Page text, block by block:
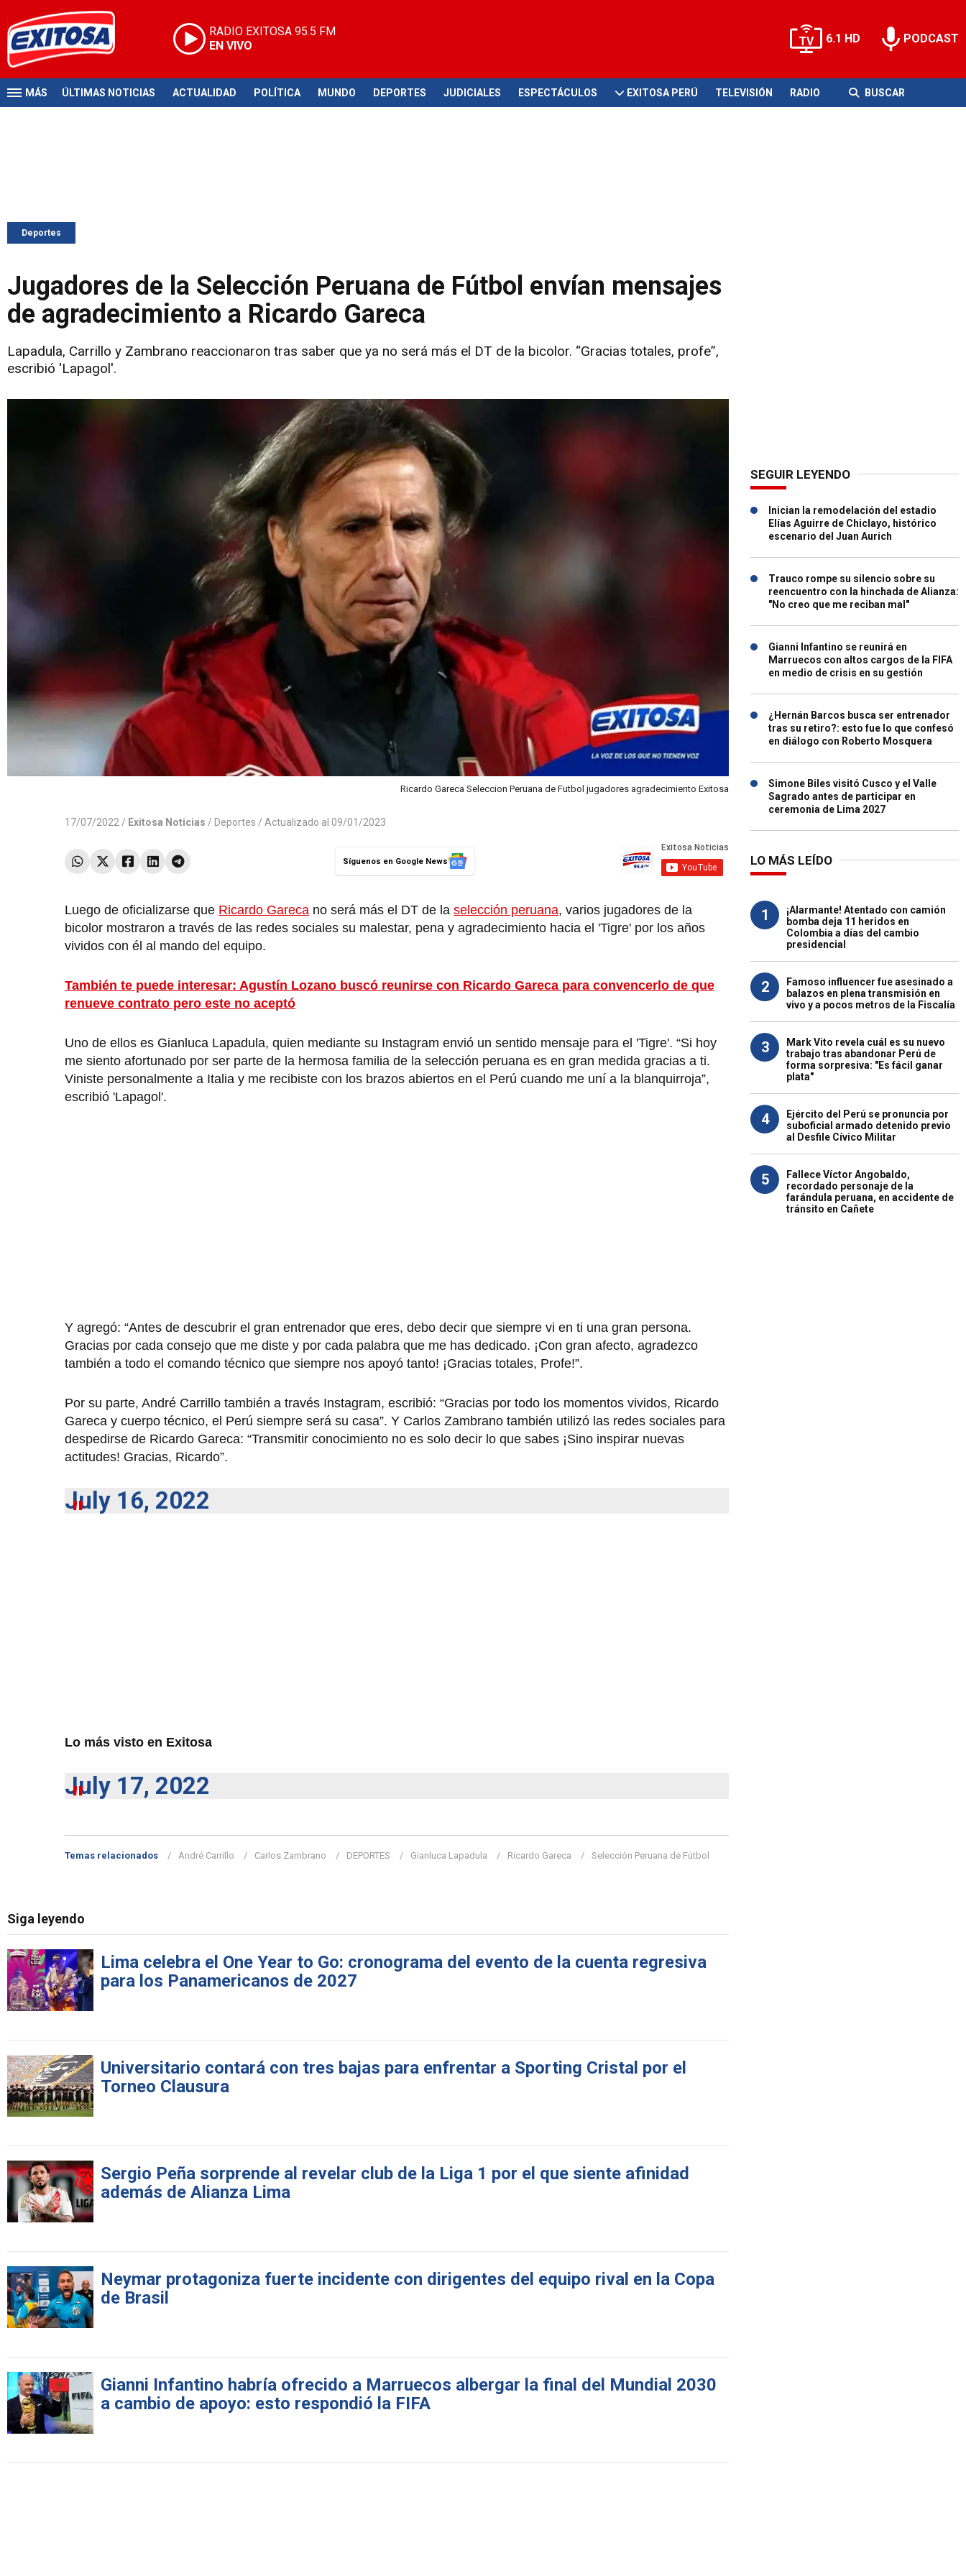
RADIO EXITOSA 95.5 FM
EN VIVO
6.1 HD PODCAST
MÁS ÚLTIMAS NOTICIAS ACTUALIDAD POLÍTICA MUNDO DEPORTES JUDICIALES ESPECTÁCULOS EXITOSA PERÚ TELEVISIÓN RADIO BUSCAR
Deportes
Jugadores de la Selección Peruana de Fútbol envían mensajes
de agradecimiento a Ricardo Gareca
Lapadula, Carrillo y Zambrano reaccionaron tras saber que ya no será más el DT de la bicolor. “Gracias totales, profe”,
escribió 'Lapagol'.
Ricardo Gareca Seleccion Peruana de Futbol jugadores agradecimiento Exitosa
17/07/2022 / Exitosa Noticias / Deportes / Actualizado al 09/01/2023
Síguenos en Google News
Luego de oficializarse que Ricardo Gareca no será más el DT de la selección peruana, varios jugadores de la
bicolor mostraron a través de las redes sociales su malestar, pena y agradecimiento hacia el 'Tigre' por los años
vividos con él al mando del equipo.
También te puede interesar: Agustín Lozano buscó reunirse con Ricardo Gareca para convencerlo de que
renueve contrato pero este no aceptó
Uno de ellos es Gianluca Lapadula, quien mediante su Instagram envió un sentido mensaje para el 'Tigre'. “Si hoy
me siento afortunado por ser parte de la hermosa familia de la selección peruana es en gran medida gracias a ti.
Viniste personalmente a Italia y me recibiste con los brazos abiertos en el Perú cuando me uní a la blanquirroja”,
escribió 'Lapagol'.
Y agregó: “Antes de descubrir el gran entrenador que eres, debo decir que siempre vi en ti una gran persona.
Gracias por cada consejo que me diste y por cada palabra que me has dedicado. ¡Con gran afecto, agradezco
también a todo el comando técnico que siempre nos apoyó tanto! ¡Gracias totales, Profe!”.
Por su parte, André Carrillo también a través Instagram, escribió: “Gracias por todo los momentos vividos, Ricardo
Gareca y cuerpo técnico, el Perú siempre será su casa”. Y Carlos Zambrano también utilizó las redes sociales para
despedirse de Ricardo Gareca: “Transmitir conocimiento no es solo decir lo que sabes ¡Sino inspirar nuevas
actitudes! Gracias, Ricardo”.
July 16, 2022
Lo más visto en Exitosa
July 17, 2022
Temas relacionados André Carrillo Carlos Zambrano DEPORTES Gianluca Lapadula Ricardo Gareca Selección Peruana de Fútbol
Siga leyendo
Lima celebra el One Year to Go: cronograma del evento de la cuenta regresiva
para los Panamericanos de 2027
Universitario contará con tres bajas para enfrentar a Sporting Cristal por el
Torneo Clausura
Sergio Peña sorprende al revelar club de la Liga 1 por el que siente afinidad
además de Alianza Lima
Neymar protagoniza fuerte incidente con dirigentes del equipo rival en la Copa
de Brasil
Gianni Infantino habría ofrecido a Marruecos albergar la final del Mundial 2030
a cambio de apoyo: esto respondió la FIFA
SEGUIR LEYENDO
Inician la remodelación del estadio
Elías Aguirre de Chiclayo, histórico
escenario del Juan Aurich
Trauco rompe su silencio sobre su
reencuentro con la hinchada de Alianza:
"No creo que me reciban mal"
Gianni Infantino se reunirá en
Marruecos con altos cargos de la FIFA
en medio de crisis en su gestión
¿Hernán Barcos busca ser entrenador
tras su retiro?: esto fue lo que confesó
en diálogo con Roberto Mosquera
Simone Biles visitó Cusco y el Valle
Sagrado antes de participar en
ceremonia de Lima 2027
LO MÁS LEÍDO
1
¡Alarmante! Atentado con camión
bomba deja 11 heridos en
Colombia a días del cambio
presidencial
2
Famoso influencer fue asesinado a
balazos en plena transmisión en
vivo y a pocos metros de la Fiscalía
3
Mark Vito revela cuál es su nuevo
trabajo tras abandonar Perú de
forma sorpresiva: "Es fácil ganar
plata"
4
Ejército del Perú se pronuncia por
suboficial armado detenido previo
al Desfile Cívico Militar
5
Fallece Víctor Angobaldo,
recordado personaje de la
farándula peruana, en accidente de
tránsito en Cañete